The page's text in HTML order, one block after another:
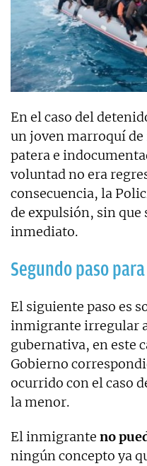
En el caso del
un joven marroquí de
patera e
voluntad no era
consecuencia, la
de expulsión, sin que
inmediato.
Segundo paso
El siguiente paso es
inmigrante irregular
gubernativa, en este
Gobierno
ocurrido con el caso
la menor.
El inmigrante no
ningún concepto ya